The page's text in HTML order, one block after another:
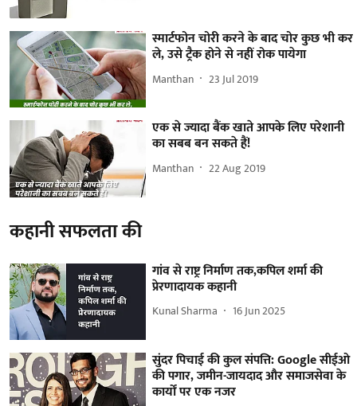
स्मार्टफोन चोरी करने के बाद चोर कुछ भी कर
ले, उसे ट्रैक होने से नहीं रोक पायेगा
Manthan 23 Jul 2019
एक से ज्यादा बैंक खाते आपके लिए परेशानी
का सबब बन सकते हैं!
Manthan 22 Aug 2019
कहानी सफलता की
गांव से राष्ट्र निर्माण तक,कपिल शर्मा की
प्रेरणादायक कहानी
Kunal Sharma 16 Jun 2025
सुंदर पिचाई की कुल संपत्ति: Google सीईओ
की पगार, जमीन-जायदाद और समाजसेवा के
कार्यों पर एक नजर